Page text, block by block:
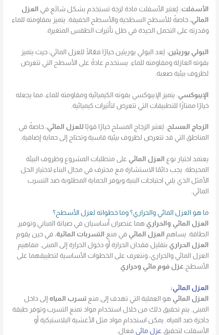
الأسفلت: يُعتبر الأسفلت مادة لزجة تستخدم بشكل شائع في
العزل
المائي، خاصةً للأسطح السطحية والأسطح الخفيفة. يتميز بمقاومته للماء
وقدرته على التحمل الجيدة في ظل تأثيرات الطقس المتغيرة.
البولي يوريثين: يُعد البولي يوريثين خيارًا فعّالًا للعزل المائي، حيث يتميز
بقوته العازلة ومقاومته للماء. يستخدم عادةً على الأسطح التي تتعرض
لظروف بيئية صعبة.
الإيبوكسي: يتميز الإيبوكسي بقوته الكيميائية ومقاومته للماء، مما يجعله
خيارًا ممتازًا للتطبيقات التي تتعرض لتأثيرات كيميائية.
الزجاج المسلح: يُعتبر الزجاج المسلح خيارًا قويًا للعزل المائي، خاصةً في
المناطق التي قد تتعرض لظروف بيئية قاسية وتحتاج إلى حماية إضافية.
يعتمد اختيار نوع العزل المائي على متطلبات المشروع وظروف البيئة
المحيطة. يجب دائمًا الاستشارة مع محترف في مجال البناء لاختيار الحل
الأمثل الذي يلبي احتياجات البنية ويوفر الحماية المطلوبة ضد التسرب
المائي.
ما هو العزل المائي والحراري؟ وما خطواته لعزل الأسطح؟
العزل المائي والحراري هما عنصران أساسيان في صيانة المباني وتوفير
الطاقة. يساهم العزل المائي في منع التسربات المائية، في حين يقوم
العزل الحراري بتقليل فقدان الحرارة أو دخول الحرارة إلى المبنى. مفاهيم
العزل المائي والحراري، ونتعرف على الخطوات الأساسية لتطبيقهما على
الأسطح.عزل فوم مائي وحراري
العزل المائي:
العزل المائي هو العملية التي تهدف إلى منعتسرب المياه إلى داخل
المبنى. يتم تحقيق ذلك من خلال استخدام مواد تمنع التسرب وتوفر طبقة
حاجزة ضد المياه. يمكن استخدام مواد مثل الأغشية البلاستيكية أو
الأسفلت لتحقيق عزل مائي فعال.